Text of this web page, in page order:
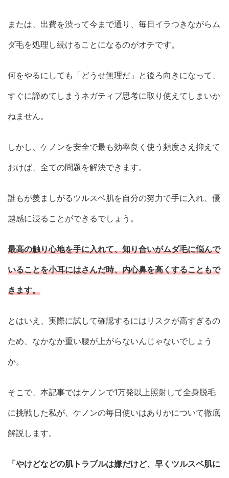
または、出費を渋って今まで通り、毎日イラつきながらム
ダ毛を処理し続けることになるのがオチです。
何をやるにしても「どうせ無理だ」と後ろ向きになって、
すぐに諦めてしまうネガティブ思考に取り使えてしまいか
ねません。
しかし、ケノンを安全で最も効率良く使う頻度さえ抑えて
おけば、全ての問題を解決できます。
誰もが羨ましがるツルスベ肌を自分の努力で手に入れ、優
越感に浸ることができるでしょう。
最高の触り心地を手に入れて、知り合いがムダ毛に悩んで
いることを小耳にはさんだ時、内心鼻を高くすることもで
きます。
とはいえ、実際に試して確認するにはリスクが高すぎるの
ため、なかなか重い腰が上がらないんじゃないでしょう
か。
そこで、本記事ではケノンで1万発以上照射して全身脱毛
に挑戦した私が、ケノンの毎日使いはありかについて徹底
解説します。
「やけどなどの肌トラブルは嫌だけど、早くツルスベ肌に